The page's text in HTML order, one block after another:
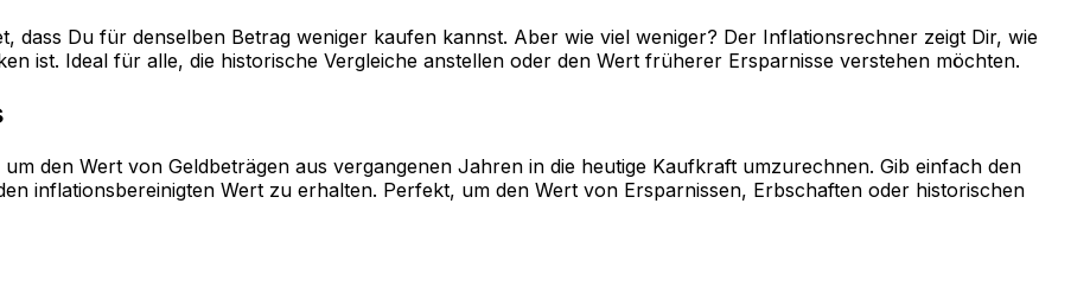
dass Du für denselben Betrag weniger kaufen kannst. Aber wie viel weniger? Der Inflationsrechner zeigt Dir, wie
ist. Ideal für alle, die historische Vergleiche anstellen oder den Wert früherer Ersparnisse verstehen möchten.
den Wert von Geldbeträgen aus vergangenen Jahren in die heutige Kaufkraft umzurechnen. Gib einfach den
inflationsbereinigten Wert zu erhalten. Perfekt, um den Wert von Ersparnissen, Erbschaften oder historischen